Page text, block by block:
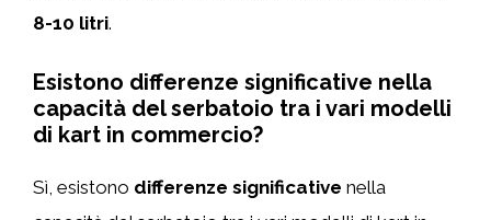
8-10 litri.
Esistono differenze significative nella
capacità del serbatoio tra i vari modelli
di kart in commercio?
Sì, esistono differenze significative nella